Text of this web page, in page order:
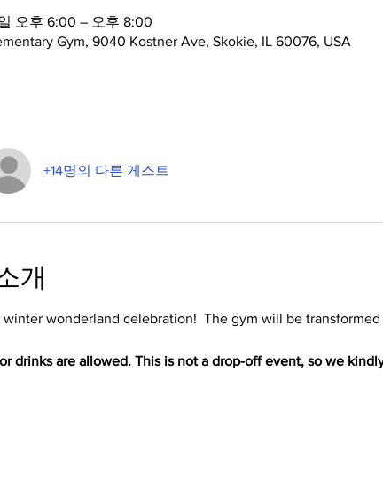
오후 6:00 – 오후 8:00
Gym, 9040 Kostner Ave, Skokie, IL 60076, USA
+14명의 다른 게스트
개
winter wonderland celebration!  The gym will be
drinks are allowed. This is not a drop-off event, so we